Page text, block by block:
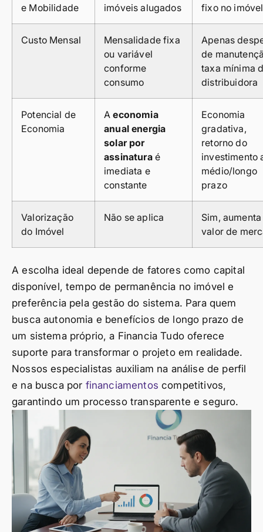
e Mobilidade
imóveis alugados
fixo no imóvel
Custo Mensal
Mensalidade fixa
ou variável
conforme
consumo
Apenas
de
taxa mínima
distribuidora
Potencial de
Economia
Aeconomia
anual energia
solar por
assinaturaé
imediata e
constante
Economia
gradativa,
retorno do
investimento
médio/longo
prazo
Valorização
do Imóvel
Não se aplica
Sim,
valor de
A escolha ideal depende de fatores como capital
disponível, tempo de permanência no imóvel e
preferência pela gestão do sistema. Para quem
busca autonomia e benefícios de longo prazo de
um sistema próprio, a Financia Tudo oferece
suporte para transformar o projeto em realidade.
Nossos especialistas auxiliam na análise de perfil
e na busca por financiamentos competitivos,
garantindo um processo transparente e seguro.